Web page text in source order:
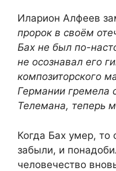
Иларион Алфеев
пророк в своём
Бах не был по-
не осознавал его
композиторского
Германии гремела
Телемана, теперь
Когда Бах умер, то
забыли, и
человечество